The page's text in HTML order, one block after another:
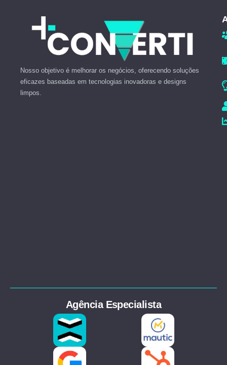
Nosso objetivo é melhorar os negócios, oferecendo soluções
eficazes baseadas em tecnologias inovadoras e designs
limpos.
Agência Especialista